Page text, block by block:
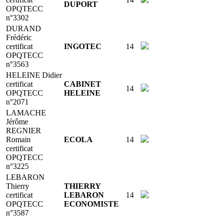
OPQTECC
n°3302
DUPORT
DURAND
Frédéric
certificat
OPQTECC
n°3563
INGOTEC 14
HELEINE Didier
certificat
OPQTECC
n°2071
CABINET
HELEINE
14
LAMACHE
Jérôme
REGNIER
Romain
certificat
OPQTECC
n°3225
ECOLA 14
LEBARON
Thierry
certificat
OPQTECC
n°3587
THIERRY
LEBARON
ECONOMISTE
14